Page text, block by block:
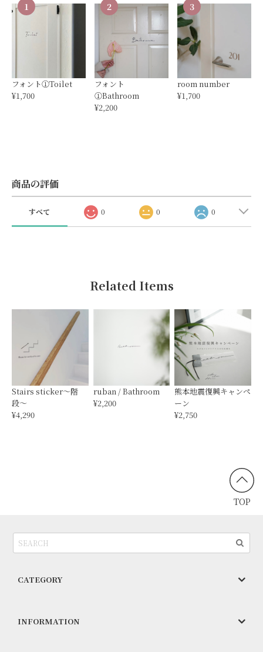
1
フォント①Toilet
¥1,700
2
フォント
①Bathroom
¥2,200
3
room number
¥1,700
商品の評価
すべて 0 0 0
Related Items
Stairs sticker〜階
段〜
¥4,290
ruban / Bathroom
¥2,200
熊本地震復興キャンペ
ーン
¥2,750
TOP
CATEGORY
INFORMATION